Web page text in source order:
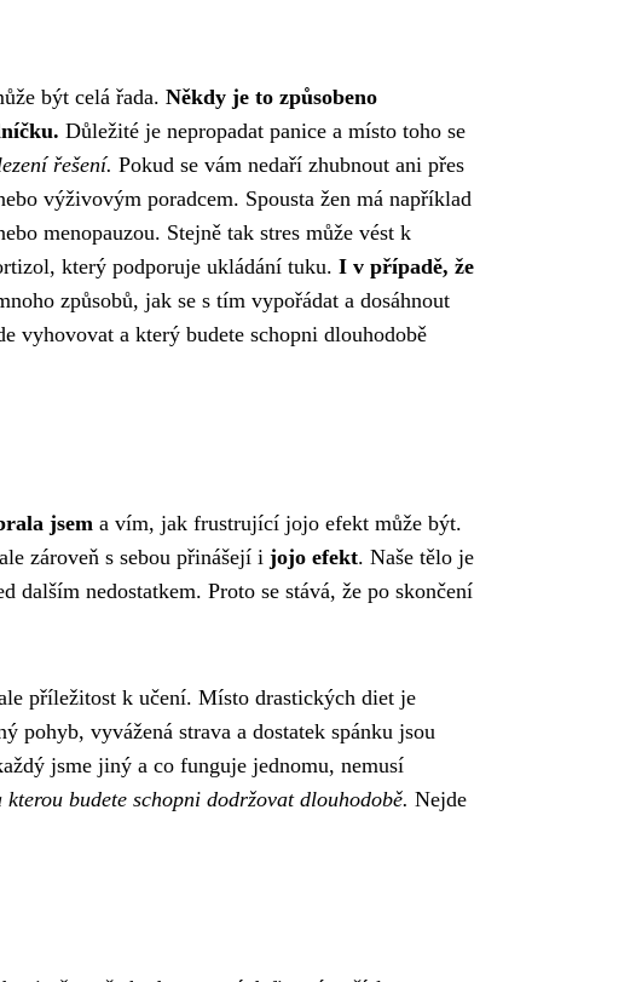
být celá řada. Někdy je to způsobeno
Důležité je nepropadat panice a místo toho se
řešení. Pokud se vám nedaří zhubnout ani přes
výživovým poradcem. Spousta žen má například
menopauzou. Stejně tak stres může vést k
který podporuje ukládání tuku. I v případě, že
způsobů, jak se s tím vypořádat a dosáhnout
vyhovovat a který budete schopni dlouhodobě
jsem a vím, jak frustrující jojo efekt může být.
zároveň s sebou přinášejí i jojo efekt. Naše tělo je
dalším nedostatkem. Proto se stává, že po skončení
příležitost k učení. Místo drastických diet je
pohyb, vyvážená strava a dostatek spánku jsou
jsme jiný a co funguje jednomu, nemusí
budete schopni dodržovat dlouhodobě. Nejde